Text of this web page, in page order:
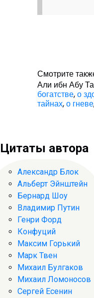
Смотрите
Али ибн Абу
богатстве,о
тайнах,о гневе
Цитаты автора
Александр Блок
Альберт Эйнштейн
Бернард Шоу
Владимир Путин
Генри Форд
Конфуций
Максим Горький
Марк Твен
Михаил Булгаков
Михаил Ломоносов
Сергей Есенин